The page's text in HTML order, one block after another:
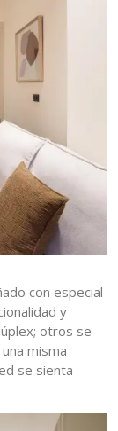
con especial
y
otros se
misma
se sienta